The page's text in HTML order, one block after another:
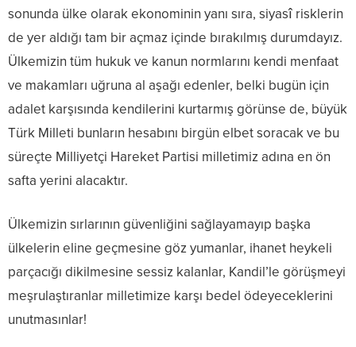
sonunda ülke olarak ekonominin yanı sıra, siyasî risklerin
de yer aldığı tam bir açmaz içinde bırakılmış durumdayız.
Ülkemizin tüm hukuk ve kanun normlarını kendi menfaat
ve makamları uğruna al aşağı edenler, belki bugün için
adalet karşısında kendilerini kurtarmış görünse de, büyük
Türk Milleti bunların hesabını birgün elbet soracak ve bu
süreçte Milliyetçi Hareket Partisi milletimiz adına en ön
safta yerini alacaktır.
Ülkemizin sırlarının güvenliğini sağlayamayıp başka
ülkelerin eline geçmesine göz yumanlar, ihanet heykeli
parçacığı dikilmesine sessiz kalanlar, Kandil’le görüşmeyi
meşrulaştıranlar milletimize karşı bedel ödeyeceklerini
unutmasınlar!